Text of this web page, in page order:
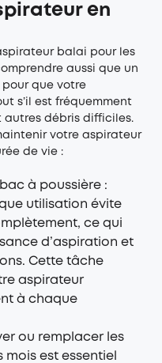
en
balai pour les
aussi que un
que votre
s’il est fréquemment
autres débris difficiles.
votre aspirateur
de vie :
à poussière :
utilisation évite
ce qui
d’aspiration et
Cette tâche
aspirateur
à chaque
ou remplacer les
est essentiel